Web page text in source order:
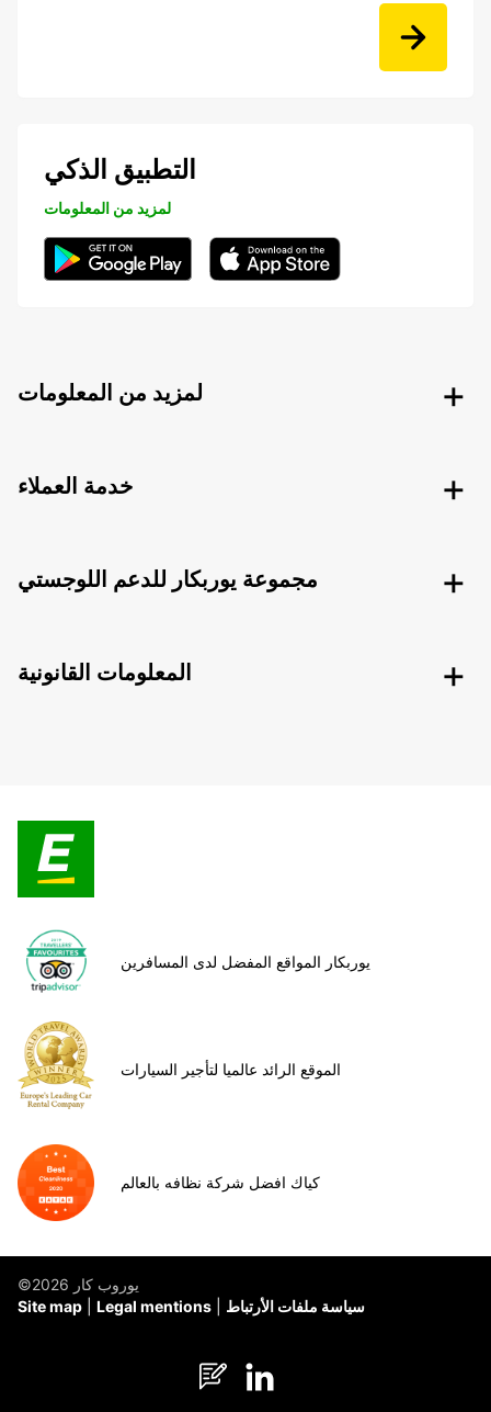
التطبيق الذكي
لمزيد من المعلومات
لمزيد من المعلومات
خدمة العملاء
مجموعة يوربكار للدعم اللوجستي
المعلومات القانونية
يوربكار المواقع المفضل لدى المسافرين
الموقع الرائد عالميا لتأجير السيارات
كياك افضل شركة نظافه بالعالم
©يوروب كار 2026
Site map
Legal mentions سياسة ملفات الأرتباط